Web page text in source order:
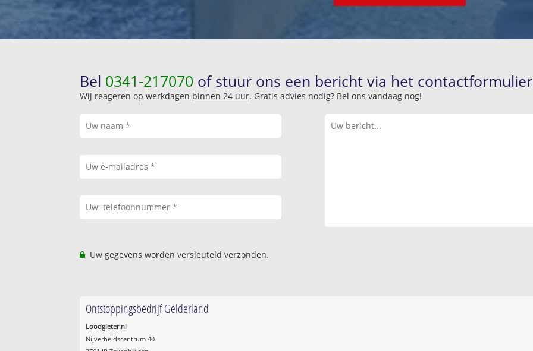
Bel 0341-217070 of stuur ons een bericht via het
Wij reageren op werkdagen binnen 24 uur. Gratis advies nodig? Bel ons vandaag nog!
Uw gegevens worden versleuteld verzonden.
Ontstoppingsbedrijf Gelderland
Loodgieter.nl
Nijverheidscentrum 40